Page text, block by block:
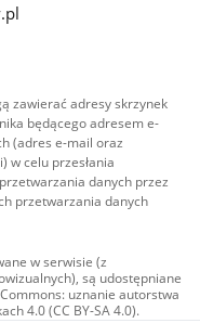
zawierać adresy skrzynek
będącego adresem e-
(adres e-mail oraz
w celu przesłania
danych przez
przetwarzania danych
w serwisie (z
są udostępniane
uznanie autorstwa
4.0 (CC BY-SA 4.0).
w tym zdjęcia, materiały